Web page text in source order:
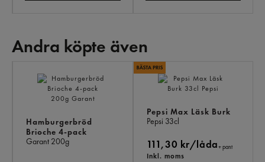
Andra köpte även
Hamburgerbröd
Brioche 4-pack
Garant 200g
Pepsi Max Läsk Burk
Pepsi 33cl
111,30 kr/låda+ pant
Inkl. moms